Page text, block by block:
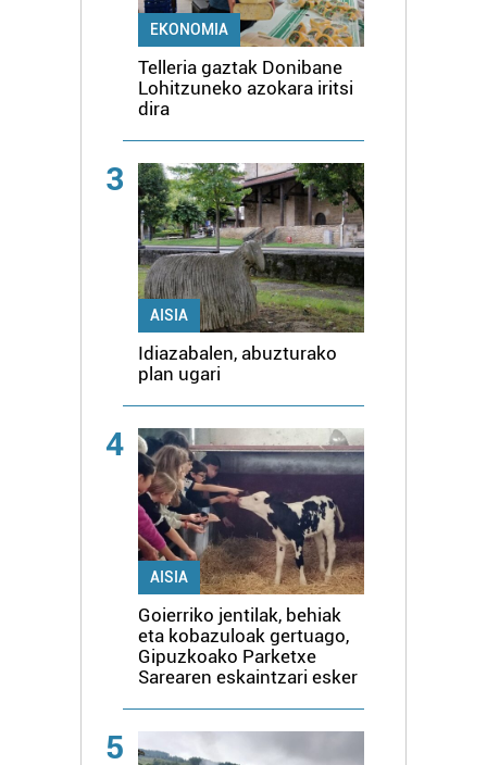
EKONOMIA
Telleria gaztak Donibane
Lohitzuneko azokara iritsi
dira
3
AISIA
Idiazabalen, abuzturako
plan ugari
4
AISIA
Goierriko jentilak, behiak
eta kobazuloak gertuago,
Gipuzkoako Parketxe
Sarearen eskaintzari esker
5